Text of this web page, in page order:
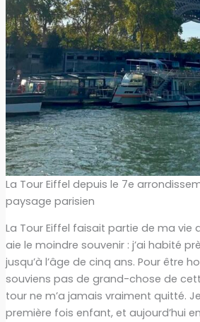
La Tour Eiffel depuis le 7e
paysage parisien
La Tour Eiffel faisait partie de ma vie
aie le moindre souvenir : j’ai habité
jusqu’à l’âge de cinq ans. Pour être
souviens pas de grand-chose de
tour ne m’a jamais vraiment quitté.
première fois enfant, et aujourd’hui